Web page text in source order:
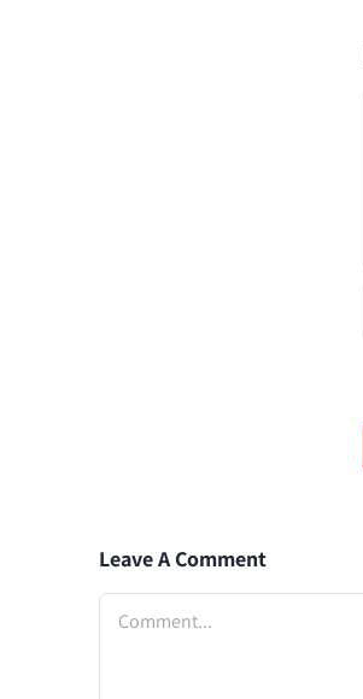
Leave A Comment